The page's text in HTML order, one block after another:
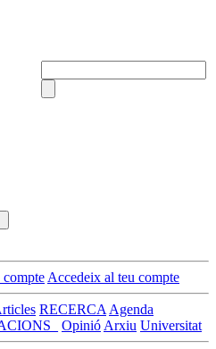
compte Accedeix al teu compte
RECERCA Agenda
Opinió Arxiu Universitat